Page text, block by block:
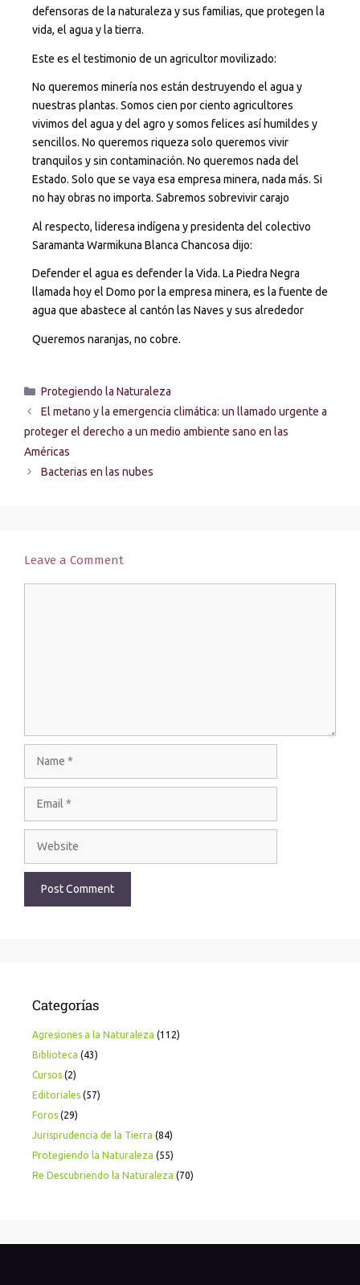
defensoras de la naturaleza y sus familias, que protegen la
vida, el agua y la tierra.
Este es el testimonio de un agricultor movilizado:
No queremos minería nos están destruyendo el agua y
nuestras plantas. Somos cien por ciento agricultores
vivimos del agua y del agro y somos felices así humildes y
sencillos. No queremos riqueza solo queremos vivir
tranquilos y sin contaminación. No queremos nada del
Estado. Solo que se vaya esa empresa minera, nada más. Si
no hay obras no importa. Sabremos sobrevivir carajo
Al respecto, lideresa indígena y presidenta del colectivo
Saramanta Warmikuna Blanca Chancosa dijo:
Defender el agua es defender la Vida. La Piedra Negra
llamada hoy el Domo por la empresa minera, es la fuente de
agua que abastece al cantón las Naves y sus alrededor
Queremos naranjas, no cobre.
Protegiendo la Naturaleza
El metano y la emergencia climática: un llamado urgente a
proteger el derecho a un medio ambiente sano en las
Américas
Bacterias en las nubes
Leave a Comment
Categorías
Agresiones a la Naturaleza (112)
Biblioteca (43)
Cursos (2)
Editoriales (57)
Foros (29)
Jurisprudencia de la Tierra (84)
Protegiendo la Naturaleza (55)
Re Descubriendo la Naturaleza (70)